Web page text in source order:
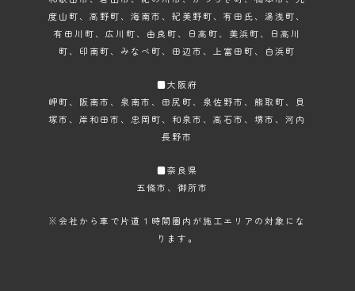
度山町、高野町、海南市、紀美野町、有田氏、湯浅町、
有田川町、広川町、由良町、日高町、美浜町、日高川
町、印南町、みなべ町、田辺市、上富田町、白浜町
■大阪府
岬町、阪南市、泉南市、田尻町、泉佐野市、熊取町、貝
塚市、岸和田市、忠岡町、和泉市、高石市、堺市、河内
長野市
■奈良県
五條市、御所市
※会社から車で片道１時間圏内が施工エリアの対象にな
ります。